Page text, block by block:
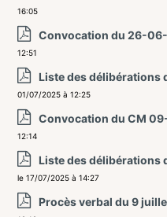
16:05
Convocation du 26-
12:51
Liste des délibérations
01/07/2025 à 12:25
Convocation du CM
12:14
Liste des délibérations
le 17/07/2025 à 14:27
Procès verbal du 9